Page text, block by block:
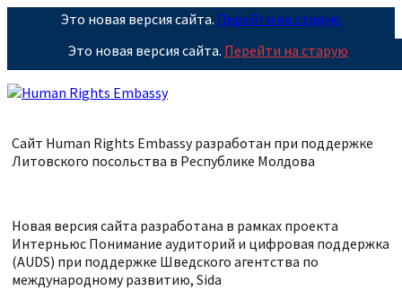
Это новая версия сайта. Перейти на старую
Это новая версия сайта. Перейти на старую
Сайт Human Rights Embassy разработан при поддержке
Литовского посольства в Республике Молдова
Новая версия сайта разработана в рамках проекта
Интерньюс Понимание аудиторий и цифровая поддержка
(AUDS) при поддержке Шведского агентства по
международному развитию, Sida